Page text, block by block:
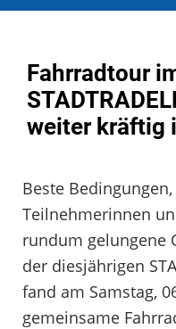
Fahrradtour
weiter kräftig
Beste
Teilnehmerinnen
rundum gelungene
der diesjährigen
fand am Samstag,
gemeinsame